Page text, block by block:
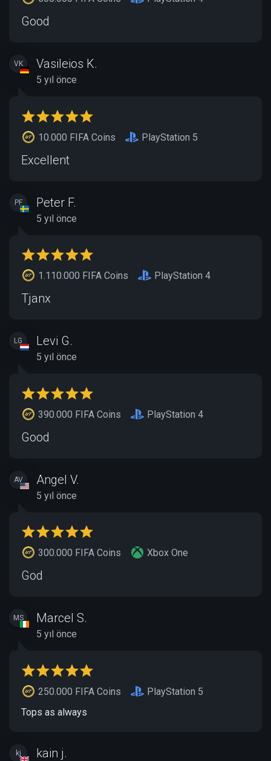
Good
VK Vasileios K.
5 yıl önce
10.000 FIFA Coins PlayStation 5
Excellent
PF Peter F.
5 yıl önce
1.110.000 FIFA Coins PlayStation 4
Tjanx
LG Levi G.
5 yıl önce
390.000 FIFA Coins PlayStation 4
Good
AV Angel V.
5 yıl önce
300.000 FIFA Coins Xbox One
God
MS Marcel S.
5 yıl önce
250.000 FIFA Coins
PlayStation 5
Tops as always
kj kain j.